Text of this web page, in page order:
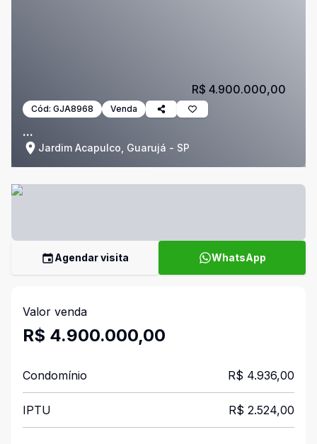
Cód: GJA8968 Venda
...
Jardim Acapulco, Guarujá - SP
R$ 4.900.000,00
Agendar visita WhatsApp
Valor venda
R$ 4.900.000,00
Condomínio R$ 4.936,00
IPTU R$ 2.524,00